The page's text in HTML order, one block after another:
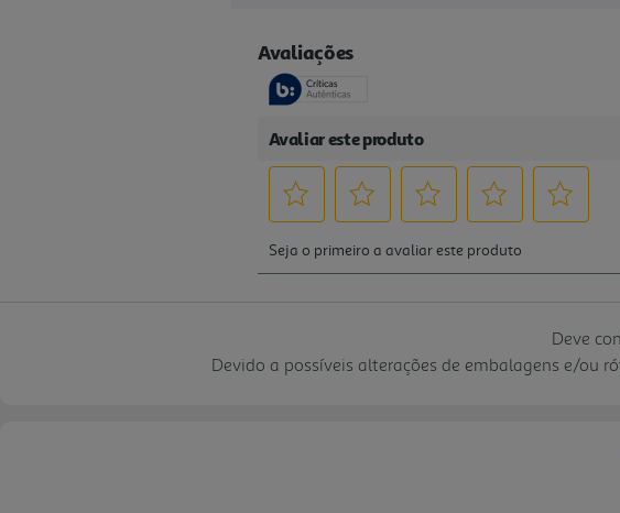
Deve
Devido a possíveis alterações de embalagens e/ou